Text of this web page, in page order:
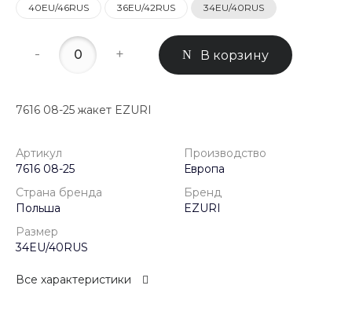
40EU/46RUS 36EU/42RUS 34EU/40RUS
- + В корзину
7616 08-25 жакет EZURI
Артикул
7616 08-25
Производство
Европа
Страна бренда
Польша
Бренд
EZURI
Размер
34EU/40RUS
Все характеристики